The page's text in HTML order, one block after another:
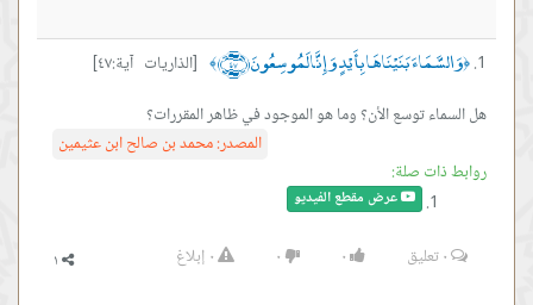
﴿وَالسَّمَاءَ بَنَيْنَاهَا بِأَيْدٍ وَإِنَّا لَمُوسِعُونَ ﴿٤٧﴾ ﴾
[الذاريات آية:٤٧]
هل السماء توسع الأن؟ وما هو الموجود في ظاهر المقررات؟
المصدر:محمد بن صالح ابن عثيمين
روابط ذات صلة:
عرض مقطع الفيديو
٠تعليق ٠ ٠ ٠ إبلاغ